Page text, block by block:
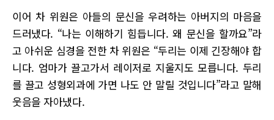
이어 차 위원은 아들의 문신을 우려하는 아버지의 마음을
드러냈다. “나는 이해하기 힘듭니다. 왜 문신을 할까요”라
고 아쉬운 심경을 전한 차 위원은 “두리는 이제 긴장해야 합
니다. 엄마가 끌고가서 레이저로 지울지도 모릅니다. 두리
를 끌고 성형외과에 가면 나도 안 말릴 것입니다”라고 말해
웃음을 자아냈다.